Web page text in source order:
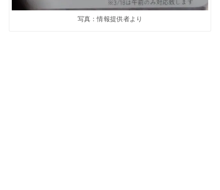
写真：情報提供者より